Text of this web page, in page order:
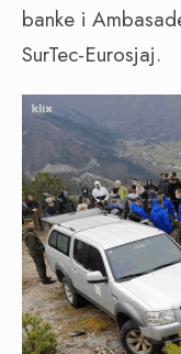
banke i
SurTec-Eurosjaj.